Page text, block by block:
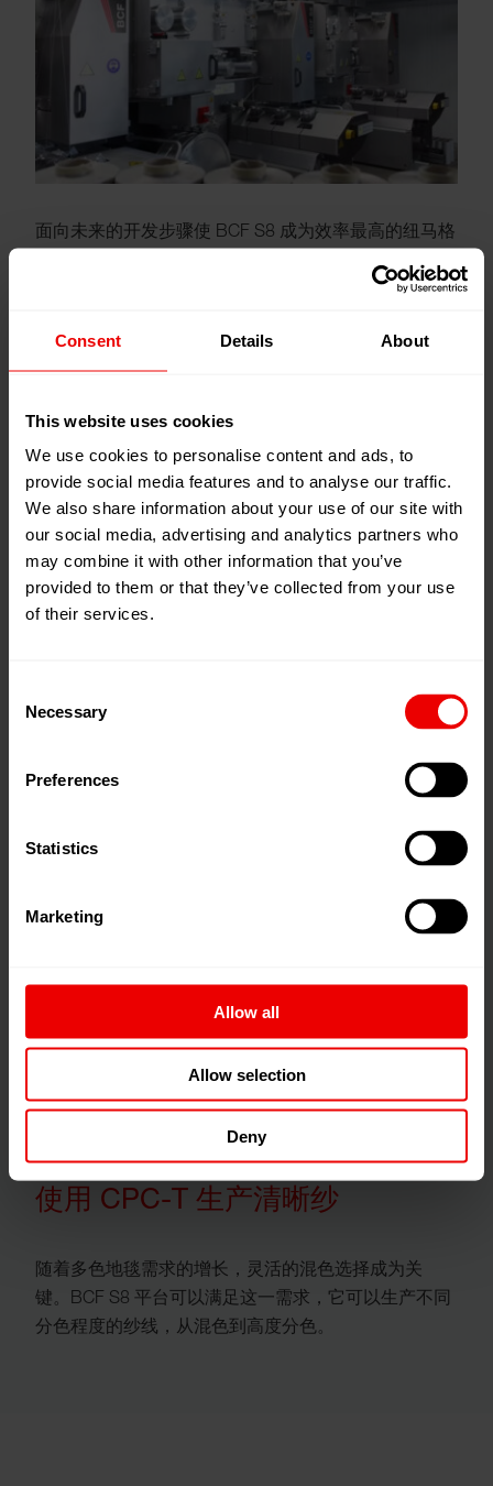
Consent Details About
This website uses cookies
We use cookies to personalise content and ads, to
provide social media features and to analyse our traffic.
We also share information about your use of our site with
our social media, advertising and analytics partners who
may combine it with other information that you’ve
provided to them or that they’ve collected from your use
of their services.
Selection
Necessary
Preferences
Statistics
Marketing
Allow all
Allow selection
Deny
面向未来的开发步骤使 BCF S8 成为效率最高的纽马格
最多700孔的长丝
消耗量
可拆卸的膨化变形单元便于处理和保护填塞管
大尺寸冷却鼓可延长停留时间并改善地毯外观
先进的 CPC-T 可灵活生产所有聚合物的三色产品
直观操作的人机界面和位于卷绕处的触摸屏使操
使用 CPC-T 生产清晰纱
随着多色地毯需求的增长，灵活的混色选择成为关
键。BCF S8 平台可以满足这一需求，它可以生产不同
分色程度的纱线，从混色到高度分色。